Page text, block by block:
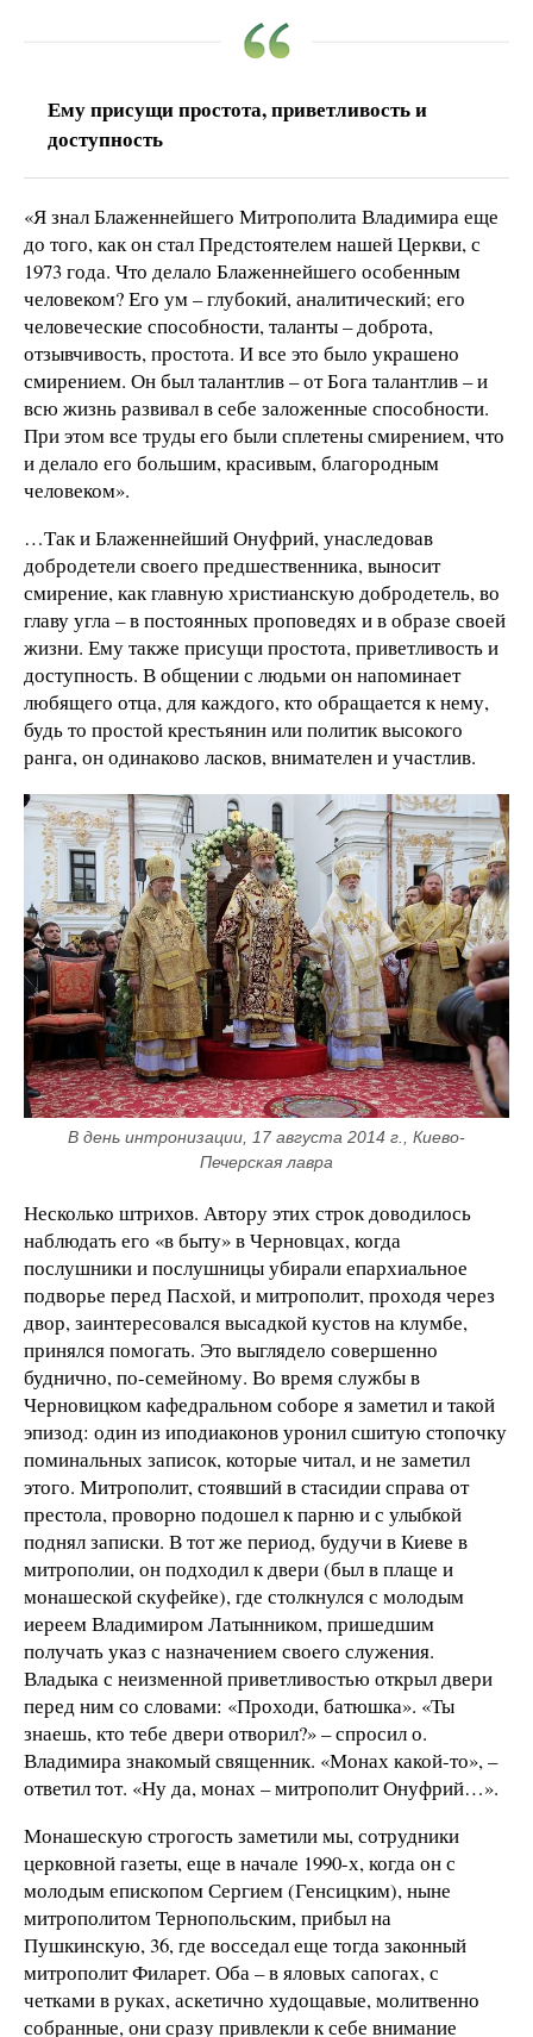
Ему присущи простота, приветливость и
доступность
«Я знал Блаженнейшего Митрополита Владимира еще
до того, как он стал Предстоятелем нашей Церкви, с
1973 года. Что делало Блаженнейшего особенным
человеком? Его ум – глубокий, аналитический; его
человеческие способности, таланты – доброта,
отзывчивость, простота. И все это было украшено
смирением. Он был талантлив – от Бога талантлив – и
всю жизнь развивал в себе заложенные способности.
При этом все труды его были сплетены смирением, что
и делало его большим, красивым, благородным
человеком».
…Так и Блаженнейший Онуфрий, унаследовав
добродетели своего предшественника, выносит
смирение, как главную христианскую добродетель, во
главу угла – в постоянных проповедях и в образе своей
жизни. Ему также присущи простота, приветливость и
доступность. В общении с людьми он напоминает
любящего отца, для каждого, кто обращается к нему,
будь то простой крестьянин или политик высокого
ранга, он одинаково ласков, внимателен и участлив.
В день интронизации, 17 августа 2014 г., Киево-
Печерская лавра
Несколько штрихов. Автору этих строк доводилось
наблюдать его «в быту» в Черновцах, когда
послушники и послушницы убирали епархиальное
подворье перед Пасхой, и митрополит, проходя через
двор, заинтересовался высадкой кустов на клумбе,
принялся помогать. Это выглядело совершенно
буднично, по-семейному. Во время службы в
Черновицком кафедральном соборе я заметил и такой
эпизод: один из иподиаконов уронил сшитую стопочку
поминальных записок, которые читал, и не заметил
этого. Митрополит, стоявший в стасидии справа от
престола, проворно подошел к парню и с улыбкой
поднял записки. В тот же период, будучи в Киеве в
митрополии, он подходил к двери (был в плаще и
монашеской скуфейке), где столкнулся с молодым
иереем Владимиром Латынником, пришедшим
получать указ с назначением своего служения.
Владыка с неизменной приветливостью открыл двери
перед ним со словами: «Проходи, батюшка». «Ты
знаешь, кто тебе двери отворил?» – спросил о.
Владимира знакомый священник. «Монах какой-то», –
ответил тот. «Ну да, монах – митрополит Онуфрий…».
Монашескую строгость заметили мы, сотрудники
церковной газеты, еще в начале 1990-х, когда он с
молодым епископом Сергием (Генсицким), ныне
митрополитом Тернопольским, прибыл на
Пушкинскую, 36, где восседал еще тогда законный
митрополит Филарет. Оба – в яловых сапогах, с
четками в руках, аскетично худощавые, молитвенно
собранные, они сразу привлекли к себе внимание